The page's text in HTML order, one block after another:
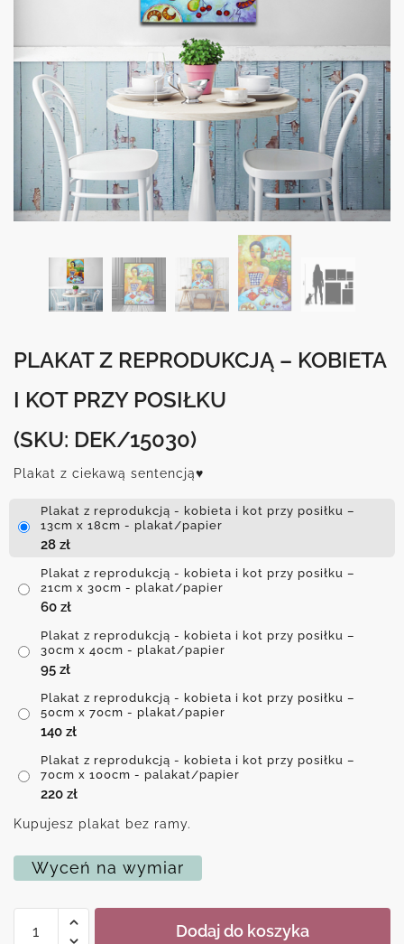
PLAKAT Z REPRODUKCJĄ – KOBIETA
I KOT PRZY POSIŁKU
(SKU: DEK/15030)
Plakat z ciekawą sentencją♥
Plakat z reprodukcją - kobieta i kot przy posiłku –
13cm x 18cm - plakat/papier
28 zł
Plakat z reprodukcją - kobieta i kot przy posiłku –
21cm x 30cm - plakat/papier
60 zł
Plakat z reprodukcją - kobieta i kot przy posiłku –
30cm x 40cm - plakat/papier
95 zł
Plakat z reprodukcją - kobieta i kot przy posiłku –
50cm x 70cm - plakat/papier
140 zł
Plakat z reprodukcją - kobieta i kot przy posiłku –
70cm x 100cm - palakat/papier
220 zł
Kupujesz plakat bez ramy.
Wyceń na wymiar
Plakat
Dodaj do koszyka